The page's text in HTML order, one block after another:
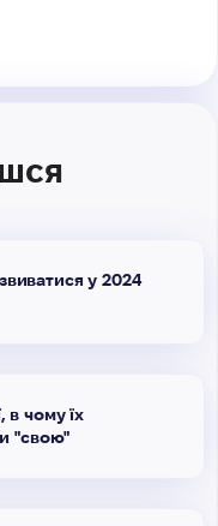
у 2024
в чому їх
"свою"